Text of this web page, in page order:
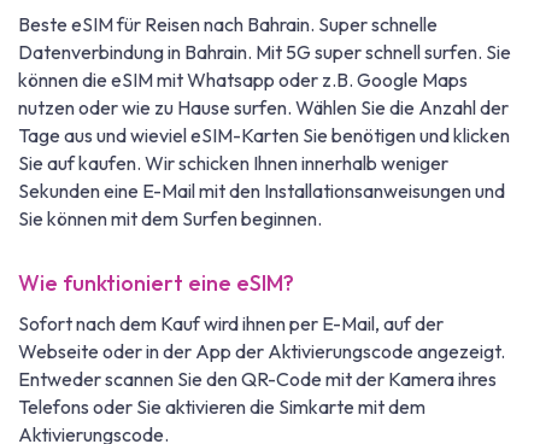
Beste eSIM für Reisen nach Bahrain. Super schnelle
Datenverbindung in Bahrain. Mit 5G super schnell surfen. Sie
können die eSIM mit Whatsapp oder z.B. Google Maps
nutzen oder wie zu Hause surfen. Wählen Sie die Anzahl der
Tage aus und wieviel eSIM-Karten Sie benötigen und klicken
Sie auf kaufen. Wir schicken Ihnen innerhalb weniger
Sekunden eine E-Mail mit den Installationsanweisungen und
Sie können mit dem Surfen beginnen.
Wie funktioniert eine eSIM?
Sofort nach dem Kauf wird ihnen per E-Mail, auf der
Webseite oder in der App der Aktivierungscode angezeigt.
Entweder scannen Sie den QR-Code mit der Kamera ihres
Telefons oder Sie aktivieren die Simkarte mit dem
Aktivierungscode.